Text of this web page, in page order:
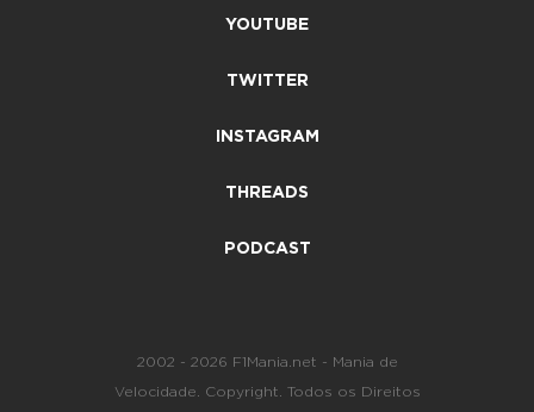
YOUTUBE
TWITTER
INSTAGRAM
THREADS
PODCAST
2002 - 2026 F1Mania.net - Mania de
Velocidade. Copyright. Todos os Direitos